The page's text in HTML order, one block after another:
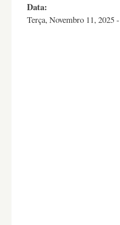
Data:
Terça, Novembro 11, 2025